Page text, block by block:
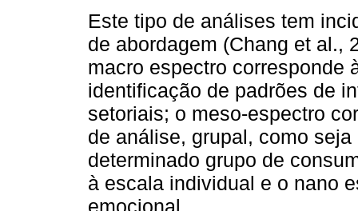
Este tipo de análises tem
de abordagem (Chang et al.,
macro espectro corresponde
identificação de padrões de
setoriais; o meso-espectro
de análise, grupal, como
determinado grupo de
à escala individual e o nano
emocional.